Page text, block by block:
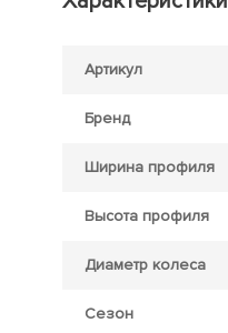
Артикул
Бренд
Ширина профиля
Высота профиля
Диаметр колеса
Сезон